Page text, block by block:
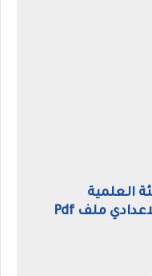
العلمية
والتكنولوجية للصف الثالث الاعدادي ملف Pdf